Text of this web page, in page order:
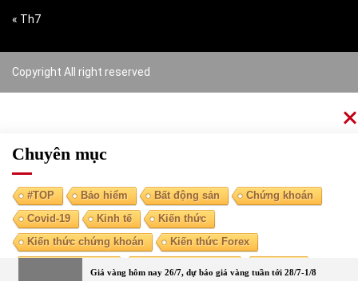
Giá vàng hôm nay 26/7, dự báo giá vàng tuần tới 28/7-1/8
« Th7
Copyright All right reserved
Chuyên mục
#TOP Bảo hiểm Bất động sản
Chứng khoán
Covid-19
Kinh tế
Kiến thức
Kiến thức chứng khoán
Kiến thức Forex